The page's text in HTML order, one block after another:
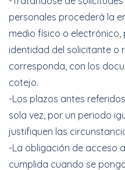
personales procederá la
medio físico o
identidad del solicitante o
corresponda, con los
cotejo.
-Los plazos antes
sola vez, por un periodo
justifiquen las
-La obligación de acceso
cumplida cuando se